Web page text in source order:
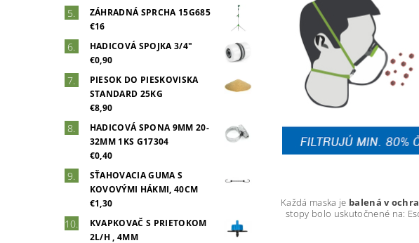
ZÁHRADNÁ SPRCHA 15G685
€16
HADICOVÁ SPOJKA 3/4"
€0,90
PIESOK DO PIESKOVISKA
STANDARD 25KG
€8,90
HADICOVÁ SPONA 9MM 20-
32MM 1KS G17304
€0,40
SŤAHOVACIA GUMA S
KOVOVÝMI HÁKMI, 40CM
€1,30
KVAPKOVAČ S PRIETOKOM
2L/H , 4MM
Každá maska je balená v
stopy bolo uskutočnené na: